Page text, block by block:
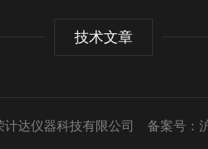
技术文章
达仪器科技有限公司 备案号：